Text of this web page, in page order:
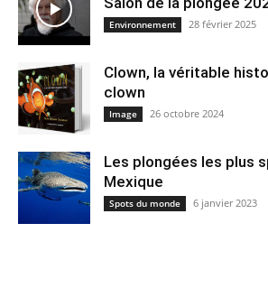
Environnement 28 février 2025
Clown, la véritable
clown
Image 26 octobre 2024
Les plongées les plus
Mexique
Spots du monde 6 janvier 2023